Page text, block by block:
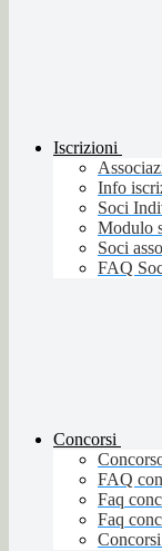
Iscrizioni
Info
Soci
Modulo
Soci
FAQ
Concorsi
FAQ
Faq
Faq